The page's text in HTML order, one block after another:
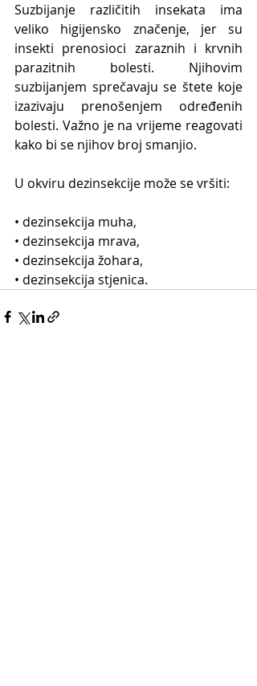
Suzbijanje različitih insekata ima
veliko higijensko značenje, jer su
insekti prenosioci zaraznih i krvnih
parazitnih bolesti. Njihovim
suzbijanjem sprečavaju se štete koje
izazivaju prenošenjem određenih
bolesti. Važno je na vrijeme reagovati
kako bi se njihov broj smanjio.
U okviru dezinsekcije može se vršiti:
• dezinsekcija muha,
• dezinsekcija mrava,
• dezinsekcija žohara,
• dezinsekcija stjenica.